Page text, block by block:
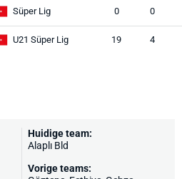
Süper Lig 0 0
U21 Süper Lig 19 4
Huidige team:
Alaplı Bld
Vorige teams: